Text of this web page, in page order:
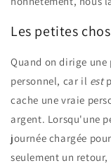
Les petites
Quand on dirige
personnel, car il est
cache une vraie
argent. Lorsqu'une
journée chargée
seulement un